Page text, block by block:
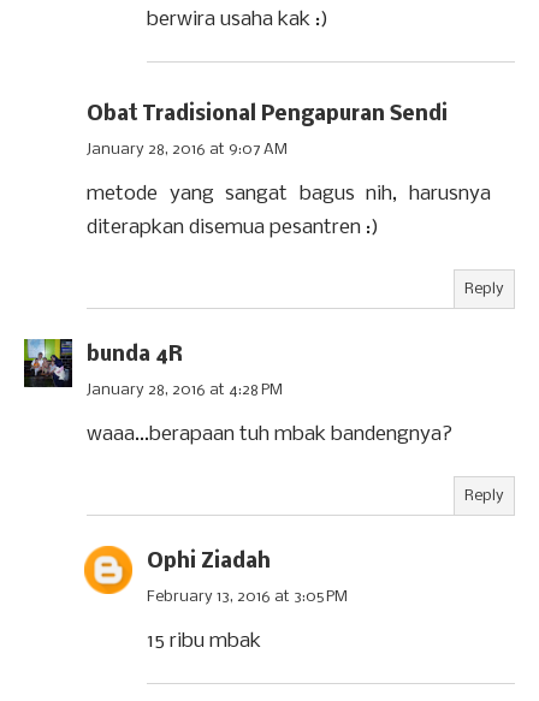
berwira usaha kak :)
Obat Tradisional Pengapuran Sendi
January 28, 2016 at 9:07 AM
metode yang sangat bagus nih, harusnya
diterapkan disemua pesantren :)
Reply
bunda 4R
January 28, 2016 at 4:28 PM
waaa...berapaan tuh mbak bandengnya?
Reply
Ophi Ziadah
February 13, 2016 at 3:05 PM
15 ribu mbak